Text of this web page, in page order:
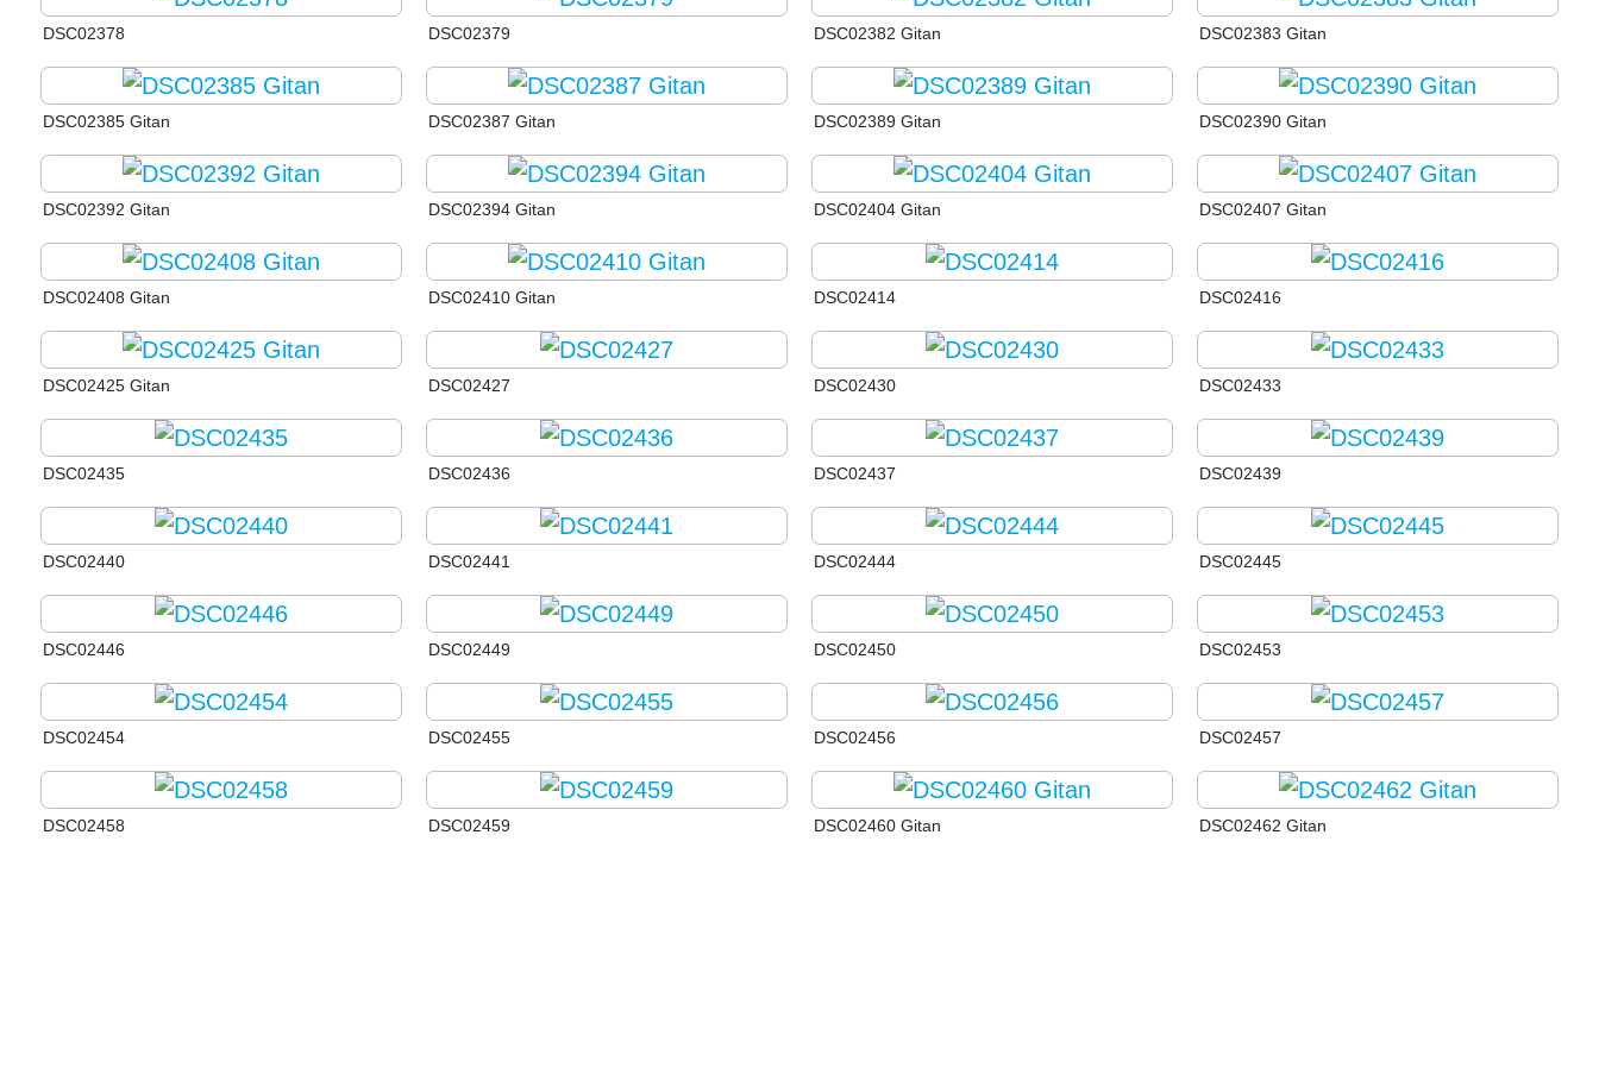
DSC02378 DSC02379 DSC02382 Gitan DSC02383 Gitan
DSC02385 Gitan DSC02387 Gitan DSC02389 Gitan DSC02390 Gitan
DSC02392 Gitan DSC02394 Gitan DSC02404 Gitan DSC02407 Gitan
DSC02408 Gitan DSC02410 Gitan DSC02414 DSC02416
DSC02425 Gitan DSC02427 DSC02430 DSC02433
DSC02435 DSC02436 DSC02437 DSC02439
DSC02440 DSC02441 DSC02444 DSC02445
DSC02446 DSC02449 DSC02450 DSC02453
DSC02454 DSC02455 DSC02456 DSC02457
DSC02458 DSC02459 DSC02460 Gitan DSC02462 Gitan